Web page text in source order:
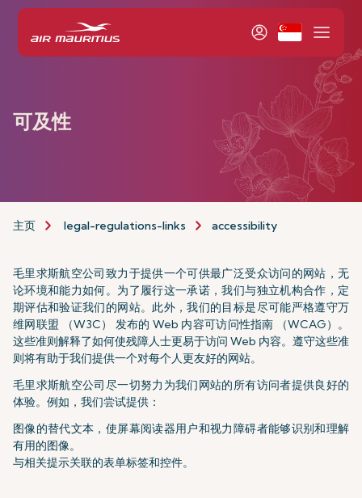
可及性
主页 legal-regulations-links accessibility
毛里求斯航空公司致力于提供一个可供最广泛受众访问的网站，无
论环境和能力如何。为了履行这一承诺，我们与独立机构合作，定
期评估和验证我们的网站。此外，我们的目标是尽可能严格遵守万
维网联盟 （W3C） 发布的 Web 内容可访问性指南 （WCAG）。
这些准则解释了如何使残障人士更易于访问 Web 内容。遵守这些准
则将有助于我们提供一个对每个人更友好的网站。
毛里求斯航空公司尽一切努力为我们网站的所有访问者提供良好的
体验。例如，我们尝试提供：
图像的替代文本，使屏幕阅读器用户和视力障碍者能够识别和理解
有用的图像。
与相关提示关联的表单标签和控件。